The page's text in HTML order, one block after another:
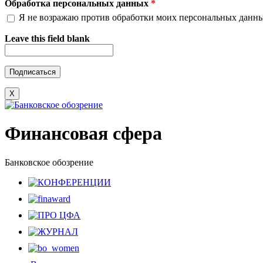
Обработка персональных данных *
Я не возражаю против обработки моих персональных
Leave this field blank
X
Финансовая сфера
Банковское обозрение